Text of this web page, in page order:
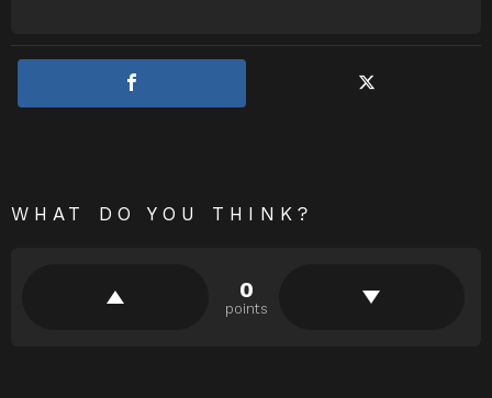
WHAT DO YOU THINK?
0
points